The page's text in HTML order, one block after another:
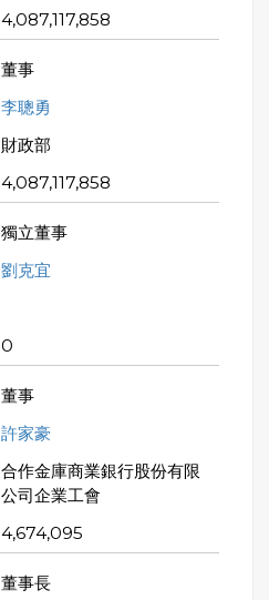
4,087,117,858
董事
李聰勇
財政部
4,087,117,858
獨立董事
劉克宜
0
董事
許家豪
合作金庫商業銀行股份有限
公司企業工會
4,674,095
董事長